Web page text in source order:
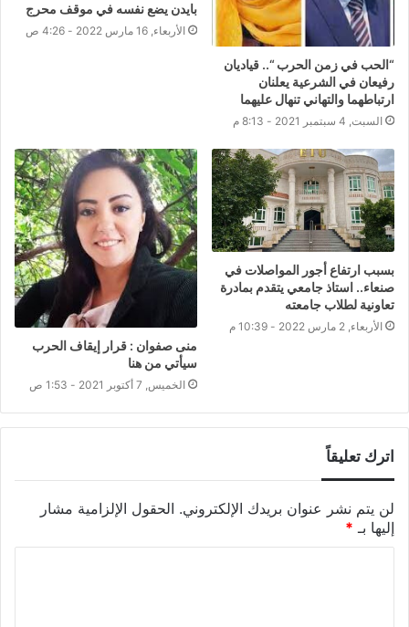
“الحب في زمن الحرب “.. قياديان
رفيعان في الشرعية يعلنان
ارتباطهما والتهاني تنهال عليهما
السبت, 4 سبتمبر 2021 - 8:13 م
بايدن يضع نفسه في موقف محرج
الأربعاء, 16 مارس 2022 - 4:26 ص
بسبب ارتفاع أجور المواصلات في
صنعاء.. استاذ جامعي يتقدم بمادرة
تعاونية لطلاب جامعته
الأربعاء, 2 مارس 2022 - 10:39 م
منى صفوان : قرار إيقاف الحرب
سيأتي من هنا
الخميس, 7 أكتوبر 2021 - 1:53 ص
اترك تعليقاً
لن يتم نشر عنوان بريدك الإلكتروني. الحقول الإلزامية مشار
إليها بـ *